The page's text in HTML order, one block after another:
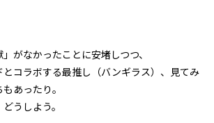
がなかったことに安堵しつつ、
とコラボする最推し（バンギラス）、見てみ
あったり。
うしよう。